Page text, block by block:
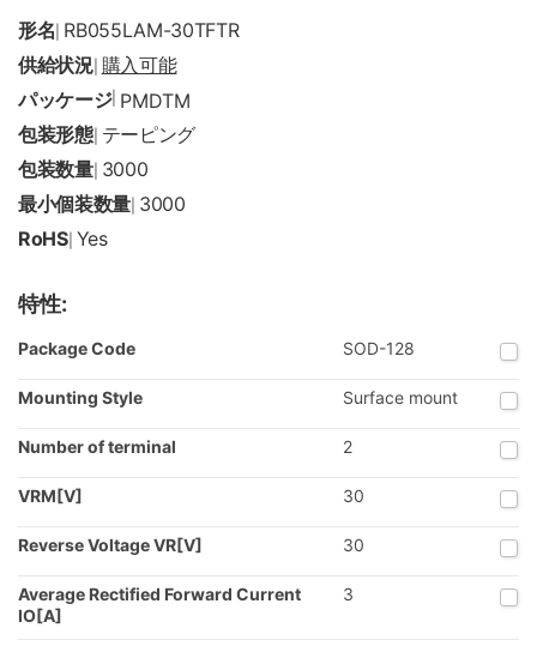
形名 RB055LAM-30TFTR
供給状況| 購入可能
パッケージ| PMDTM
包装形態| テーピング
包装数量| 3000
最小個装数量 3000
RoHS| Yes
特性:
Package Code SOD-128
Mounting Style Surface mount
Number of terminal 2
VRM[V] 30
Reverse Voltage VR[V] 30
Average Rectified Forward Current
IO[A]
3